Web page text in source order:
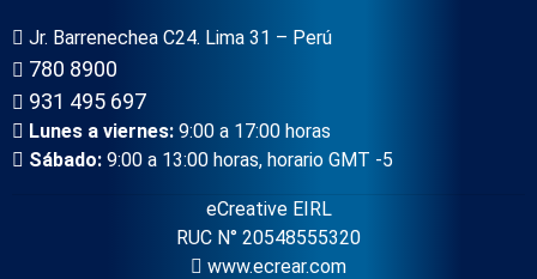
Jr. Barrenechea C24. Lima 31 – Perú
780 8900
931 495 697
Lunes a viernes: 9:00 a 17:00 horas
Sábado: 9:00 a 13:00 horas, horario GMT -5
eCreative EIRL
RUC N° 20548555320
www.ecrear.com